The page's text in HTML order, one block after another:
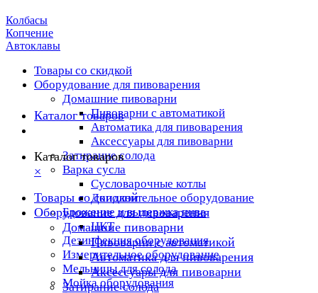
Колбасы
Копчение
Автоклавы
Товары со скидкой
Оборудование для пивоварения
Домашние пивоварни
Пивоварни с автоматикой
Автоматика для пивоварения
Аксессуары для пивоварни
Затирание солода
Варка сусла
Cусловарочные котлы
Дополнительное оборудование
Брожение и выдержка пива
ЦКТ
Дезинфекция оборудования
Измерительное оборудование
Мельницы для солода
Мойка оборудования
Каталог товаров
Каталог товаров
×
Товары со скидкой
Оборудование для пивоварения
Домашние пивоварни
Пивоварни с автоматикой
Автоматика для пивоварения
Аксессуары для пивоварни
Затирание солода